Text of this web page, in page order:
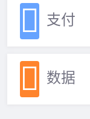
支付
数据